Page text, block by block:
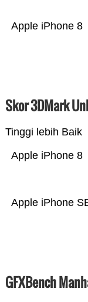
Apple iPhone 8
Skor
Tinggi lebih Baik
Apple iPhone
Apple iPhone 8
GFXBench